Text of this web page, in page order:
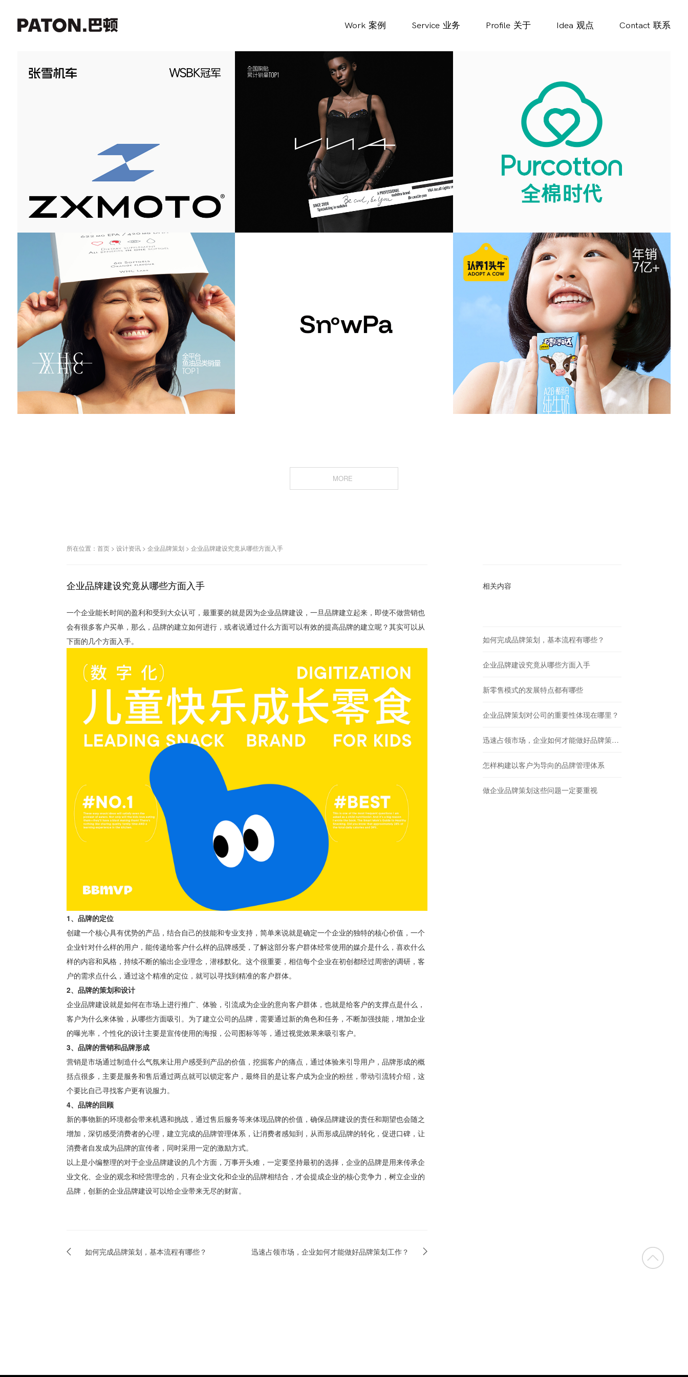
Work 案例 Service 业务 Profile 关于 Idea 观点 Contact 联系
MORE
所在位置： 首页 > 设计资讯 > 企业品牌策划 > 企业品牌建设究竟从哪些方面入手
企业品牌建设究竟从哪些方面入手
一个企业能长时间的盈利和受到大众认可，最重要的就是因为企业品牌建设，一旦品牌建立起来，即使不做营销也
会有很多客户买单，那么，品牌的建立如何进行，或者说通过什么方面可以有效的提高品牌的建立呢？其实可以从
下面的几个方面入手。
1、品牌的定位
创建一个核心具有优势的产品，结合自己的技能和专业支持，简单来说就是确定一个企业的独特的核心价值，一个
企业针对什么样的用户，能传递给客户什么样的品牌感受，了解这部分客户群体经常使用的媒介是什么，喜欢什么
样的内容和风格，持续不断的输出企业理念，潜移默化。这个很重要，相信每个企业在初创都经过周密的调研，客
户的需求点什么，通过这个精准的定位，就可以寻找到精准的客户群体。
2、品牌的策划和设计
企业品牌建设就是如何在市场上进行推广、体验，引流成为企业的意向客户群体，也就是给客户的支撑点是什么，
客户为什么来体验，从哪些方面吸引。为了建立公司的品牌，需要通过新的角色和任务，不断加强技能，增加企业
的曝光率，个性化的设计主要是宣传使用的海报，公司图标等等，通过视觉效果来吸引客户。
3、品牌的营销和品牌形成
营销是市场通过制造什么气氛来让用户感受到产品的价值，挖掘客户的痛点，通过体验来引导用户，品牌形成的概
括点很多，主要是服务和售后通过两点就可以锁定客户，最终目的是让客户成为企业的粉丝，带动引流转介绍，这
个要比自己寻找客户更有说服力。
4、品牌的回顾
新的事物新的环境都会带来机遇和挑战，通过售后服务等来体现品牌的价值，确保品牌建设的责任和期望也会随之
增加，深切感受消费者的心理，建立完成的品牌管理体系，让消费者感知到，从而形成品牌的转化，促进口碑，让
消费者自发成为品牌的宣传者，同时采用一定的激励方式。
以上是小编整理的对于企业品牌建设的几个方面，万事开头难，一定要坚持最初的选择，企业的品牌是用来传承企
业文化、企业的观念和经营理念的，只有企业文化和企业的品牌相结合，才会提成企业的核心竞争力，树立企业的
品牌，创新的企业品牌建设可以给企业带来无尽的财富。
如何完成品牌策划，基本流程有哪些？ 迅速占领市场，企业如何才能做好品牌策划工作？
相关内容
如何完成品牌策划，基本流程有哪些？
企业品牌建设究竟从哪些方面入手
新零售模式的发展特点都有哪些
企业品牌策划对公司的重要性体现在哪里？
迅速占领市场，企业如何才能做好品牌策划工作？
怎样构建以客户为导向的品牌管理体系
做企业品牌策划这些问题一定要重视